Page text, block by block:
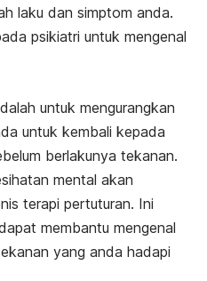
laku dan simptom anda.
psikiatri untuk mengenal
untuk mengurangkan
untuk kembali kepada
berlakunya tekanan.
mental akan
terapi pertuturan. Ini
membantu mengenal
yang anda hadapi